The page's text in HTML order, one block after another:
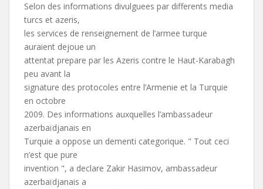
Selon des informations divulguees par differents media
turcs et azeris,
les services de renseignement de l’armee turque
auraient dejoue un
attentat prepare par les Azeris contre le Haut-Karabagh
peu avant la
signature des protocoles entre l’Armenie et la Turquie
en octobre
2009. Des informations auxquelles l’ambassadeur
azerbaïdjanais en
Turquie a oppose un dementi categorique. " Tout ceci
n’est que pure
invention ", a declare Zakir Hasimov, ambassadeur
azerbaïdjanais a